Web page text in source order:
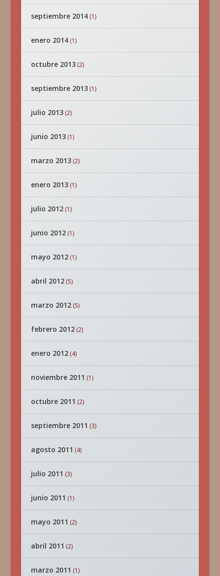
septiembre 2014(1)
enero 2014(1)
octubre 2013(2)
septiembre 2013(1)
julio 2013(2)
junio 2013(1)
marzo 2013(2)
enero 2013(1)
julio 2012(1)
junio 2012(1)
mayo 2012(1)
abril 2012(5)
marzo 2012(5)
febrero 2012(2)
enero 2012(4)
noviembre 2011 (1)
octubre 2011 (2)
septiembre 2011 (3)
agosto 2011 (4)
julio 2011 (3)
junio 2011 (1)
mayo 2011 (2)
abril 2011 (2)
marzo 2011 (1)